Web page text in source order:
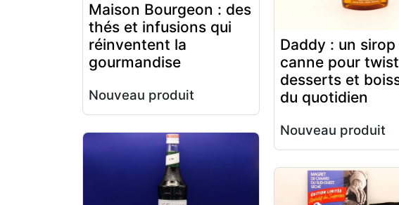
Maison Bourgeon : des
thés et infusions qui
réinventent la
gourmandise
Nouveau produit
Daddy : un sirop
canne pour
desserts et
du quotidien
Nouveau produit